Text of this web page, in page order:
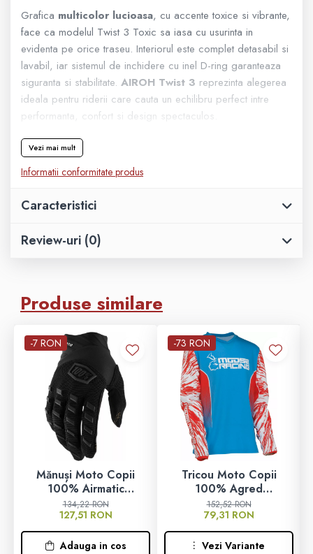
Pantaloni
Set Complet
Borseta
ECHIPAMENTE SKIJET
Grafica multicolor lucioasa, cu accente toxice si vibrante,
face ca modelul Twist 3 Toxic sa iasa cu usurinta in
evidenta pe orice traseu. Interiorul este complet detasabil si
lavabil, iar sistemul de inchidere cu inel D-ring garanteaza
siguranta si stabilitate. AIROH Twist 3 reprezinta alegerea
ideala pentru riderii care cauta un echilibru perfect intre
performanta, confort si design spectaculos.
Vezi mai mult
Informatii conformitate produs
Caracteristici
Review-uri (0)
Produse similare
-7 RON
Mănuși Moto Copii
100% Airmatic
Charcoal/Negru
134,22 RON
127,51 RON
Adauga in cos
-73 RON
Tricou Moto Copii
100% Agred
Roșu/Alb/Albastru
152,52 RON
79,31 RON
Vezi Variante